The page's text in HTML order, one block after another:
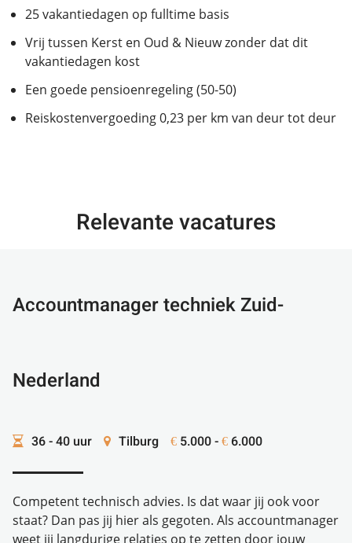
25 vakantiedagen op fulltime basis
Vrij tussen Kerst en Oud & Nieuw zonder dat dit
vakantiedagen kost
Een goede pensioenregeling (50-50)
Reiskostenvergoeding 0,23 per km van deur tot deur
Relevante vacatures
Accountmanager techniek Zuid-
Nederland
36 - 40 uur Tilburg € 5.000 - € 6.000
Competent technisch advies. Is dat waar jij ook voor
staat? Dan pas jij hier als gegoten. Als accountmanager
weet jij langdurige relaties op te zetten door jouw